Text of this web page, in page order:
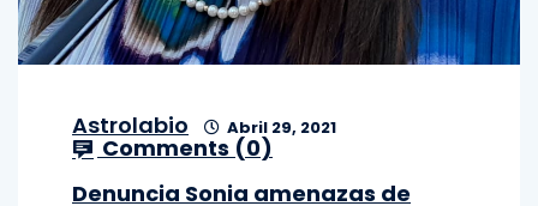
Astrolabio Abril 29, 2021
Comments (0)
Denuncia Sonia amenazas de